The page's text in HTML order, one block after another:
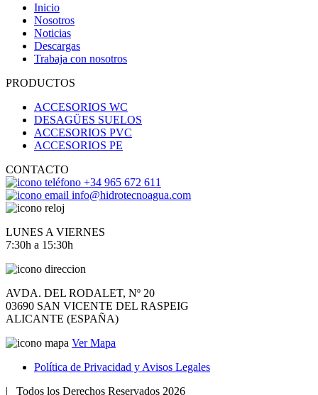
Inicio
Nosotros
Noticias
Descargas
Trabaja con nosotros
PRODUCTOS
ACCESORIOS WC
DESAGÜES SUELOS
ACCESORIOS PVC
ACCESORIOS PE
CONTACTO
+34 965 672 611
info@hidrotecnoagua.com
LUNES A VIERNES
7:30h a 15:30h
AVDA. DEL RODALET, Nº 20
03690 SAN VICENTE DEL RASPEIG
ALICANTE (ESPAÑA)
Ver Mapa
Política de Privacidad y Avisos Legales
| Todos los Derechos Reservados 2026